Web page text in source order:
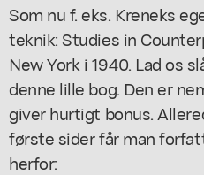
Som nu f. eks. Kreneks
teknik: Studies in
New York i 1940. Lad os
denne lille bog. Den er
giver hurtigt bonus.
første sider får man
herfor: